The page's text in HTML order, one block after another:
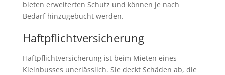
bieten erweiterten Schutz und können je nach
Bedarf hinzugebucht werden.
Haftpflichtversicherung
Haftpflichtversicherung ist beim Mieten eines
Kleinbusses unerlässlich. Sie deckt Schäden ab, die